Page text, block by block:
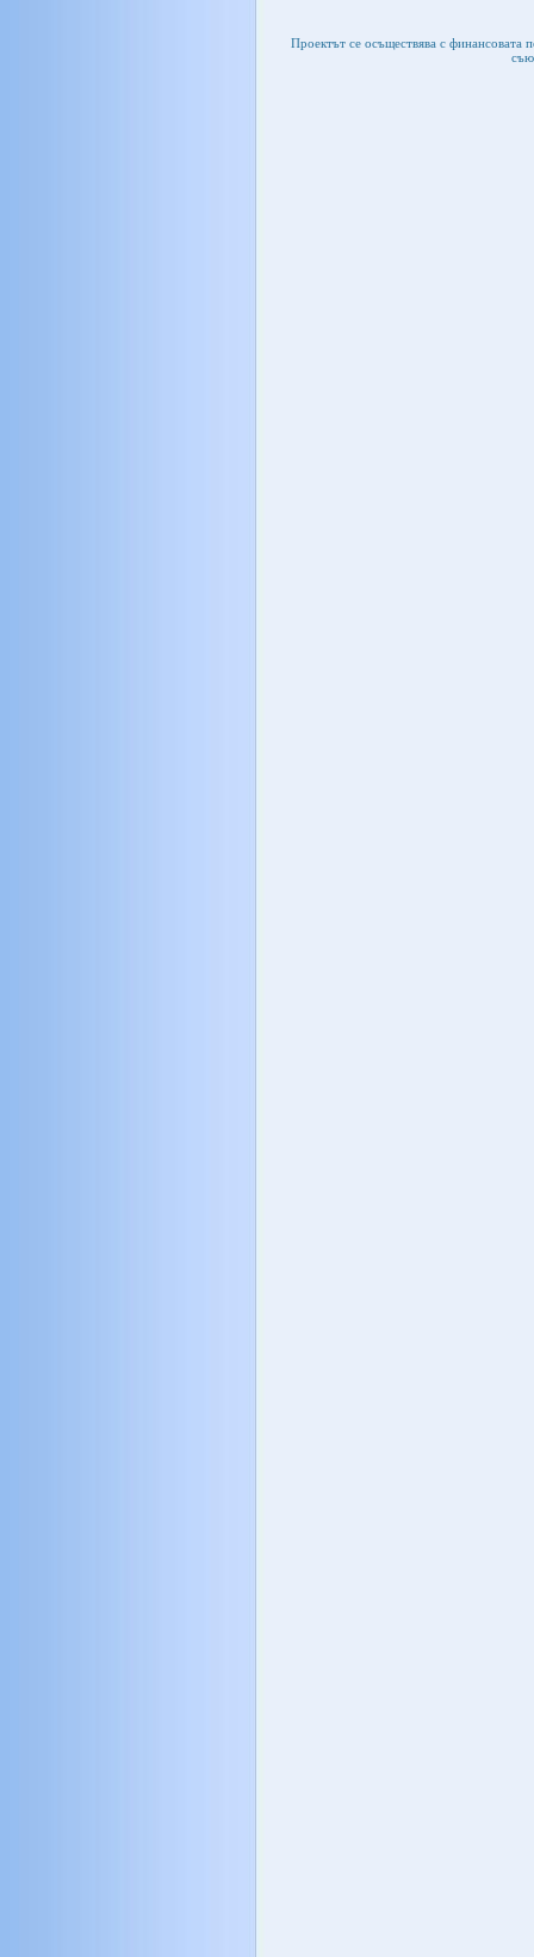
Проектът се осъществява с финансовата